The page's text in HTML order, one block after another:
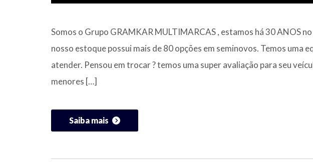
Somos o Grupo GRAMKAR MULTIMARCAS , estamos há 30 ANOS
nosso estoque possui mais de 80 opções em seminovos. Temos uma
atender. Pensou em trocar ? temos uma super avaliação para seu
menores […]
Saiba mais